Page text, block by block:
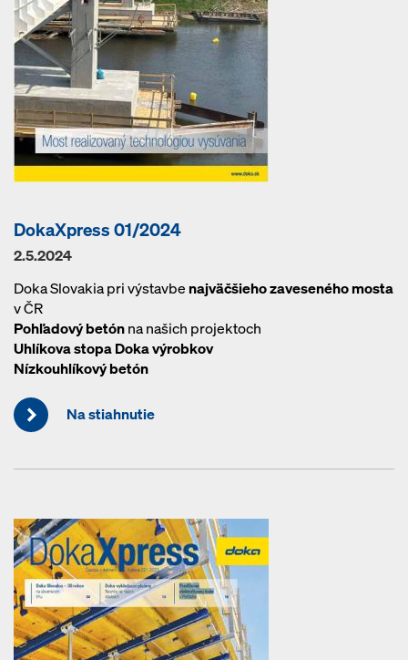
DokaXpress 01/2024
2.5.2024
Doka Slovakia pri výstavbe najväčšieho zaveseného mosta
v ČR
Pohľadový betónna našich projektoch
Uhlíkova stopa Doka výrobkov
Nízkouhlíkový betón
Na stiahnutie